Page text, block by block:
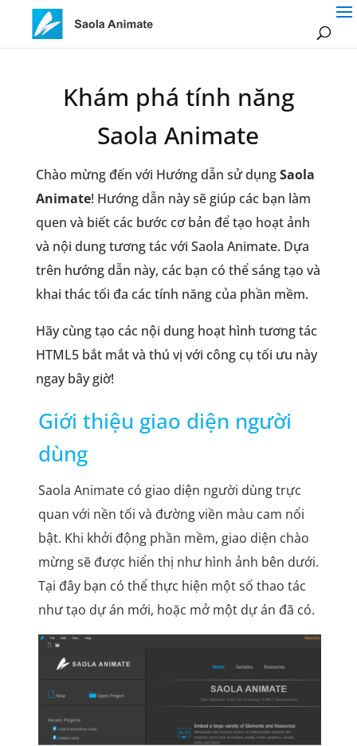
Khám phá tính năng
Saola Animate
Chào mừng đến với Hướng dẫn sử dụngSaola
Animate! Hướng dẫn này sẽ giúp các bạn làm
quen và biết các bước cơ bản để tạo hoạt ảnh
và nội dung tương tác với Saola Animate. Dựa
trên hướng dẫn này, các bạn có thể sáng tạo và
khai thác tối đa các tính năng của phần mềm.
Hãy cùng tạo các nội dung hoạt hình tương tác
HTML5 bắt mắt và thú vị với công cụ tối ưu này
ngay bây giờ!
Giới thiệu giao diện người
dùng
Saola Animate có giao diện người dùng trực
quan với nền tối và đường viền màu cam nổi
bật. Khi khởi động phần mềm, giao diện chào
mừng sẽ được hiển thị như hình ảnh bên dưới.
Tại đây bạn có thể thực hiện một số thao tác
như tạo dự án mới, hoặc mở một dự án đã có.